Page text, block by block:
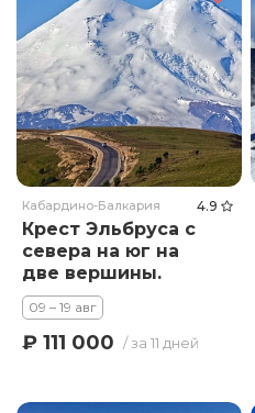
Кабардино-Балкария 4.9
Крест Эльбруса с
севера на юг на
две вершины.
Тариф стандарт
09 – 19 авг
₽ 111 000 / за 11 дней